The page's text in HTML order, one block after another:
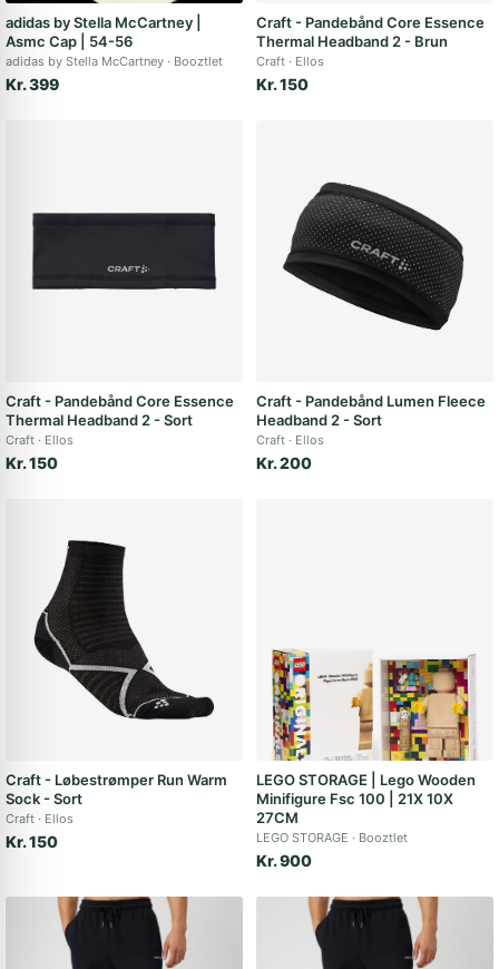
adidas by Stella McCartney |
Asmc Cap | 54-56
adidas by Stella McCartney Booztlet
Kr. 399
Craft - Pandebånd Core Essence
Thermal Headband 2 - Brun
Craft Ellos
Kr. 150
Craft - Pandebånd Core Essence
Thermal Headband 2 - Sort
Craft Ellos
Kr. 150
Craft - Pandebånd Lumen Fleece
Headband 2 - Sort
Craft Ellos
Kr. 200
Craft - Løbestrømper Run Warm
Sock - Sort
Craft Ellos
Kr. 150
LEGO STORAGE | Lego Wooden
Minifigure Fsc 100 | 21X 10X
27CM
LEGO STORAGE Booztlet
Kr. 900